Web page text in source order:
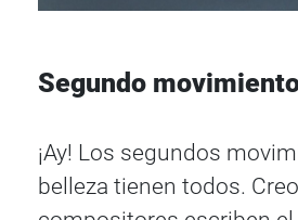
Segundo
¡Ay! Los segundos
belleza tienen todos.